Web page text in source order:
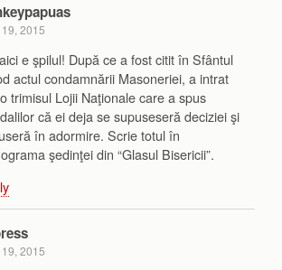
2015
e şpilul! După ce a fost citit în Sfântul
actul condamnării Masoneriei, a intrat
trimisul Lojii Naţionale care a spus
că ei deja se supuseseră deciziei şi
în adormire. Scrie totul în
şedinţei din “Glasul Bisericii”.
2015